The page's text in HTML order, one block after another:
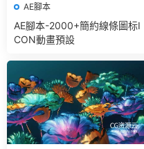
AE腳本
AE腳本-2000+簡約線條圖标I
CON動畫預設